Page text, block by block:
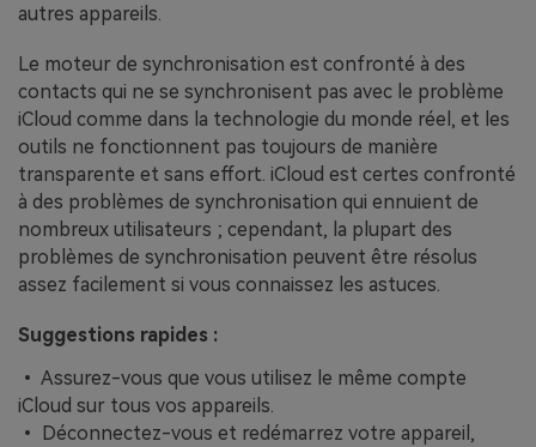
autres appareils.
Le moteur de synchronisation est confronté à des
contacts qui ne se synchronisent pas avec le problème
iCloud comme dans la technologie du monde réel, et les
outils ne fonctionnent pas toujours de manière
transparente et sans effort. iCloud est certes confronté
à des problèmes de synchronisation qui ennuient de
nombreux utilisateurs ; cependant, la plupart des
problèmes de synchronisation peuvent être résolus
assez facilement si vous connaissez les astuces.
Suggestions rapides :
• Assurez-vous que vous utilisez le même compte
iCloud sur tous vos appareils.
• Déconnectez-vous et redémarrez votre appareil,